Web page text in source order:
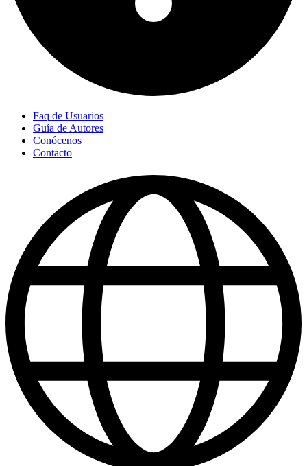
Faq de Usuarios
Guía de Autores
Conócenos
Contacto